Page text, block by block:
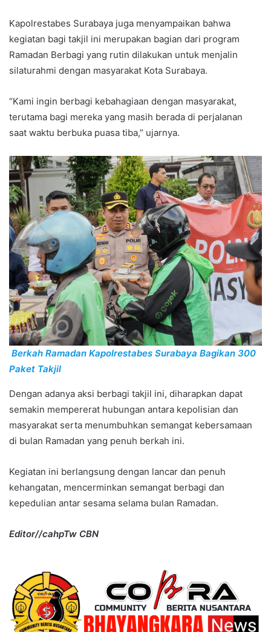
Kapolrestabes Surabaya juga menyampaikan bahwa
kegiatan bagi takjil ini merupakan bagian dari program
Ramadan Berbagi yang rutin dilakukan untuk menjalin
silaturahmi dengan masyarakat Kota Surabaya.
“Kami ingin berbagi kebahagiaan dengan masyarakat,
terutama bagi mereka yang masih berada di perjalanan
saat waktu berbuka puasa tiba,” ujarnya.
Berkah Ramadan Kapolrestabes Surabaya Bagikan 300
Paket Takjil
Dengan adanya aksi berbagi takjil ini, diharapkan dapat
semakin mempererat hubungan antara kepolisian dan
masyarakat serta menumbuhkan semangat kebersamaan
di bulan Ramadan yang penuh berkah ini.
Kegiatan ini berlangsung dengan lancar dan penuh
kehangatan, mencerminkan semangat berbagi dan
kepedulian antar sesama selama bulan Ramadan.
Editor//cahpTw CBN